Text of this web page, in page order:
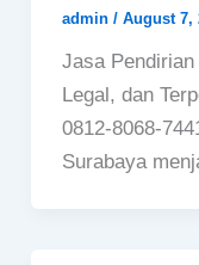
admin / August 7,
Jasa
Legal, dan
0812-8068-
Surabaya